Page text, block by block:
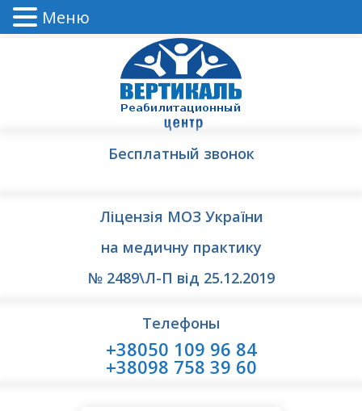
Бесплатный звонок
Ліцензія МОЗ України
на медичну практику
№ 2489\Л-П від 25.12.2019
Телефоны
+38050 109 96 84
+38098 758 39 60
Меню